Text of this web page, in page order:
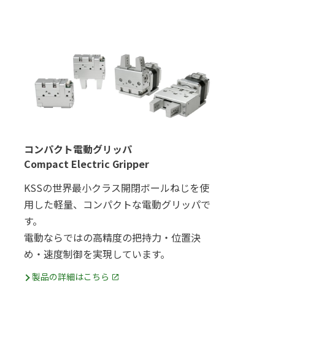
コンパクト電動グリッパ
Compact Electric Gripper
KSSの世界最小クラス開閉ボールねじを使
用した軽量、コンパクトな電動グリッパで
す。
電動ならではの高精度の把持力・位置決
め・速度制御を実現しています。
製品の詳細はこちら